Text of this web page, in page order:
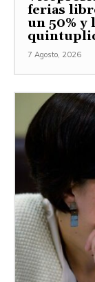
ferias
un 50% y
7 Agosto, 2026